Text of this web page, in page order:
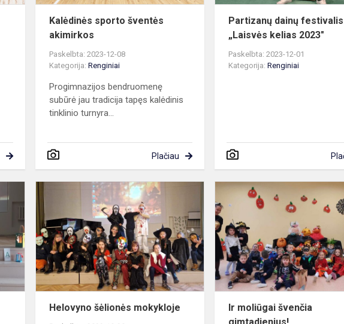
Kalėdinės sporto šventės
akimirkos
Paskelbta: 2023-12-08
Kategorija:Renginiai
Progimnazijos bendruomenę
subūrė jau tradicija tapęs kalėdinis
tinklinio turnyra...
Plačiau
Partizanų dainų festivalis
„Laisvės kelias 2023"
Paskelbta: 2023-12-01
Kategorija:Renginiai
Akcija,
skirta
Tarptautinei
tolerancijos
dienai
paminėti
Helovyno
šėlionės
mokykloje
Helovyno šėlionės mokykloje
Ir moliūgai švenčia